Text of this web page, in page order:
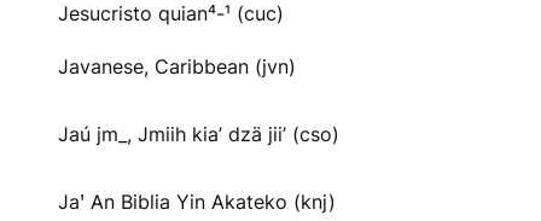
Jesucristo quian⁴-¹ (cuc)
Javanese, Caribbean (jvn)
Jaú jm_, Jmiih kia’ dzä jii’ (cso)
Jaꞌ An Biblia Yin Akateko (knj)